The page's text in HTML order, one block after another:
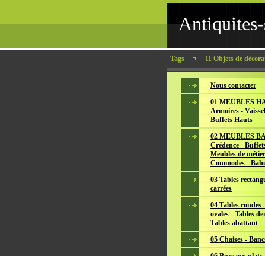
Tags 11 Objets de
Nous contacter
01 MEUBLES
Armoires -
Buffets Hauts
02 MEUBLES
Crédence -
Meubles de
Commodes -
03 Tables
carrées
04 Tables rondes
ovales - Tables
Tables abattant
05 Chaises -